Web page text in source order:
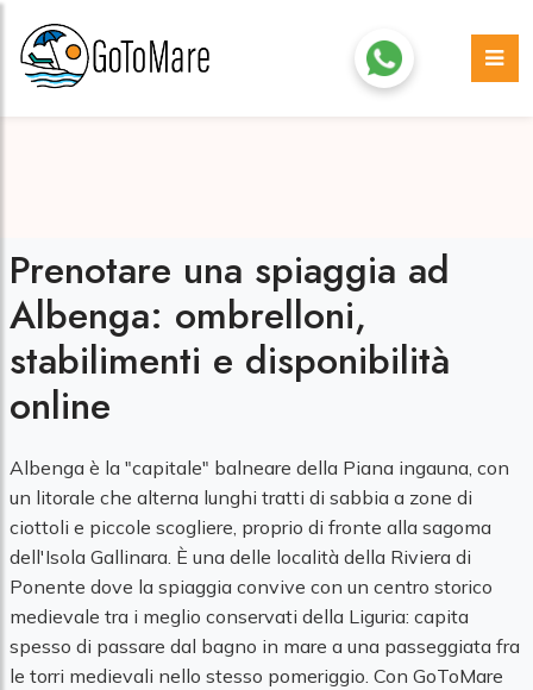
Prenotare una spiaggia ad
Albenga: ombrelloni,
stabilimenti e disponibilità
online
Albenga è la "capitale" balneare della Piana ingauna, con
un litorale che alterna lunghi tratti di sabbia a zone di
ciottoli e piccole scogliere, proprio di fronte alla sagoma
dell'Isola Gallinara. È una delle località della Riviera di
Ponente dove la spiaggia convive con un centro storico
medievale tra i meglio conservati della Liguria: capita
spesso di passare dal bagno in mare a una passeggiata fra
le torri medievali nello stesso pomeriggio. Con GoToMare